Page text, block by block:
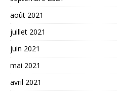
août 2021
juillet 2021
juin 2021
mai 2021
avril 2021